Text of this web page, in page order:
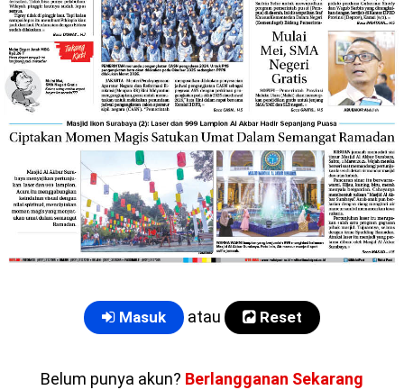
Masuk atau Reset
Belum punya akun? Berlangganan Sekarang